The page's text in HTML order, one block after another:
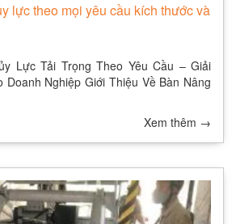
lực theo mọi yêu cầu kích thước và
Lực Tải Trọng Theo Yêu Cầu – Giải
Doanh Nghiệp Giới Thiệu Về Bàn Nâng
Xem thêm →